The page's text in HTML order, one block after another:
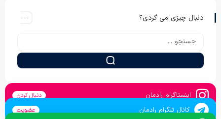
دنبال چیزی می گردی؟
اینستاگرام رادمان دنبال کردن
کانال تلگرام رادمان عضویت